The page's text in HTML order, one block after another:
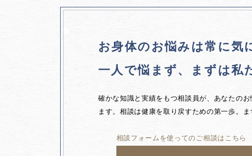
お身体のお悩みは常に気
一人で悩まず、
まずは私
確かな知識と実績をもつ相談員が、あなたの
ます。相談は健康を取り戻すための第一歩。
相談フォームを使ってのご相談はこちら